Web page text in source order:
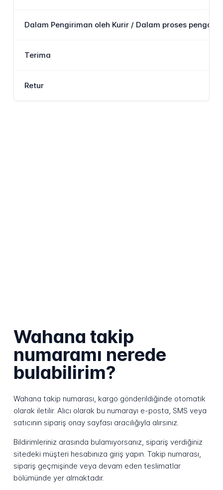
Dalam Pengiriman oleh Kurir / Dalam proses
Terima
Retur
Wahana takip
numaramı nerede
bulabilirim?
Wahana takip numarası, kargo gönderildiğinde otomatik
olarak iletilir. Alıcı olarak bu numarayı e-posta, SMS veya
satıcının sipariş onay sayfası aracılığıyla alırsınız.
Bildirimleriniz arasında bulamıyorsanız, sipariş verdiğiniz
sitedeki müşteri hesabınıza giriş yapın. Takip numarası,
sipariş geçmişinde veya devam eden teslimatlar
bölümünde yer almaktadır.